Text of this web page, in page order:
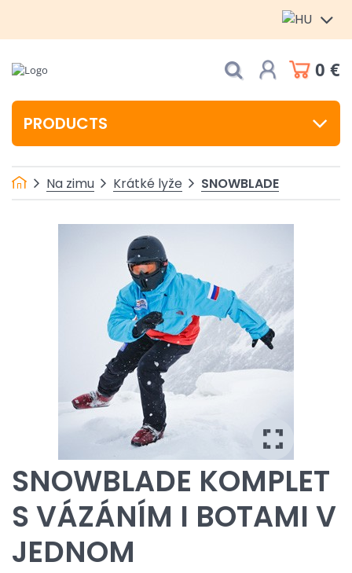
0 €
PRODUCTS
Na zimu Krátké lyže SNOWBLADE
SNOWBLADE KOMPLET
S VÁZÁNÍM I BOTAMI V
JEDNOM